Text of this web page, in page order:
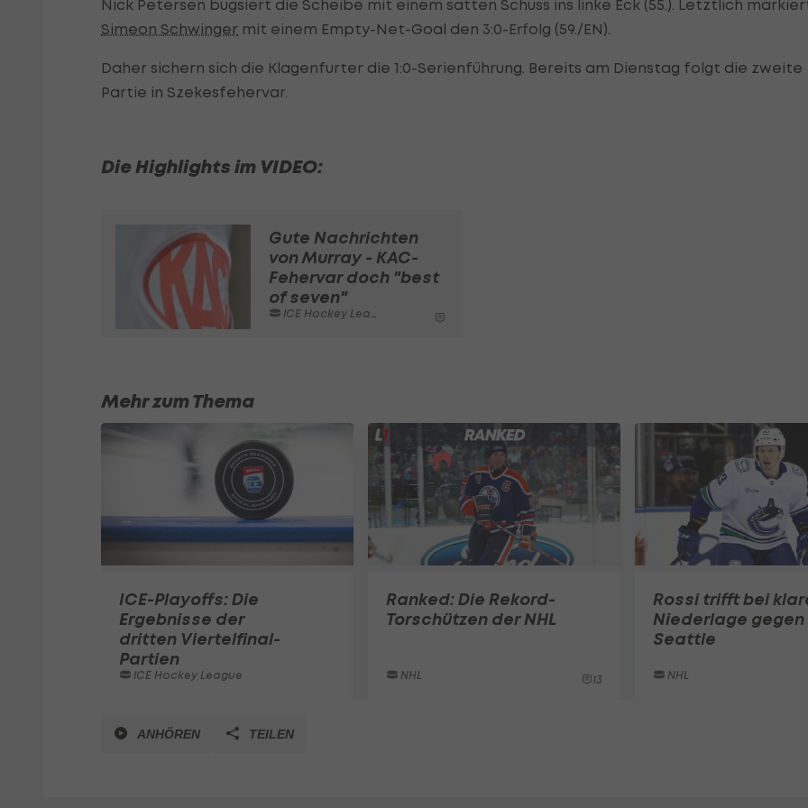
Nick Petersen bugsiert die Scheibe mit einem satten Schuss ins linke Eck (55.). Letztlich
Simeon Schwinger mit einem Empty-Net-Goal den 3:0-Erfolg (59./EN).
Daher sichern sich die Klagenfurter die 1:0-Serienführung. Bereits am Dienstag folgt die zweite
Partie in Szekesfehervar.
Die Highlights im VIDEO:
Gute Nachrichten
von Murray - KAC-
Fehervar doch "best
of seven"
ICE Hockey League
Mehr zum Thema
ICE-Playoffs: Die
Ergebnisse der
dritten Viertelfinal-
Partien
ICE Hockey League
Ranked: Die Rekord-
Torschützen der NHL
NHL 13
Rossi trifft bei
Niederlage gegen
Seattle
NHL
ANHÖREN TEILEN